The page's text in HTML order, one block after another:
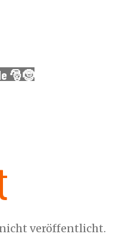
🎅🤶
veröffentlicht.